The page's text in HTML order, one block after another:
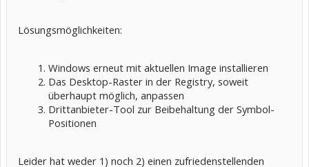
Lösungsmöglichkeiten:
Windows erneut mit aktuellen Image installieren
Das Desktop-Raster in der Registry, soweit
überhaupt möglich, anpassen
Drittanbieter-Tool zur Beibehaltung der Symbol-
Positionen
Leider hat weder 1) noch 2) einen zufriedenstellenden